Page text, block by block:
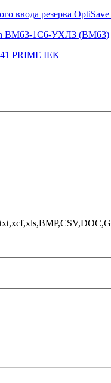
ввода резерва
BM63-1C6-УХЛ3 (ВМ63)
PRIME IEK